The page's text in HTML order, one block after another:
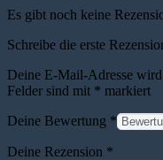
Es gibt noch keine
Schreibe die erste
Deine E-Mail-Adresse
Felder sind mit * markiert
Deine Bewertung *
Deine Rezension *